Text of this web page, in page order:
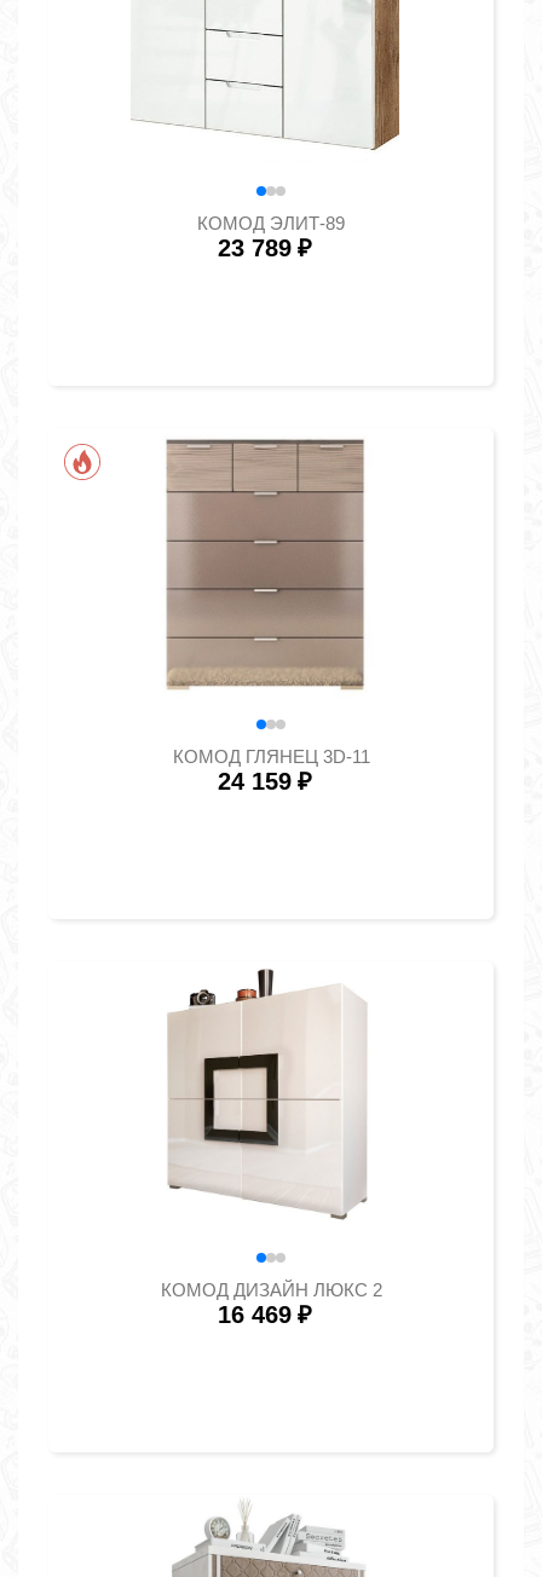
КОМОД ЭЛИТ-89
23 789 ₽
КОМОД ГЛЯНЕЦ 3D-11
24 159 ₽
КОМОД ДИЗАЙН ЛЮКС 2
16 469 ₽